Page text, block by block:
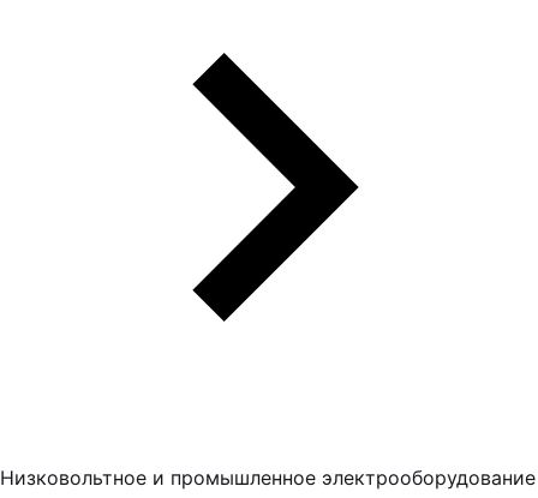
Низковольтное и промышленное электрооборудование